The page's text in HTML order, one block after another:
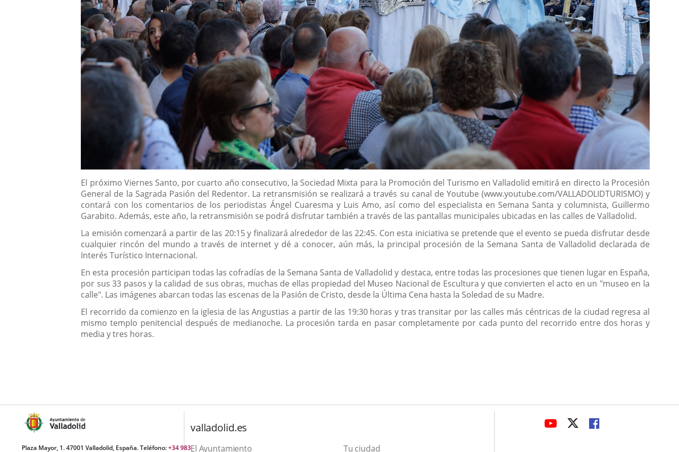
Descripción
El próximo Viernes Santo, por cuarto año consecutivo, la Sociedad Mixta para la Promoción del Turismo en Valladolid emitirá en directo la Procesión
General de la Sagrada Pasión del Redentor. La retransmisión se realizará a través su canal de Youtube (www.youtube.com/VALLADOLIDTURISMO) y
contará con los comentarios de los periodistas Ángel Cuaresma y Luis Amo, así como del especialista en Semana Santa y columnista, Guillermo
Garabito. Además, este año, la retransmisión se podrá disfrutar también a través de las pantallas municipales ubicadas en las calles de Valladolid.
La emisión comenzará a partir de las 20:15 y finalizará alrededor de las 22:45. Con esta iniciativa se pretende que el evento se pueda disfrutar desde
cualquier rincón del mundo a través de internet y dé a conocer, aún más, la principal procesión de la Semana Santa de Valladolid declarada de
Interés Turístico Internacional.
En esta procesión participan todas las cofradías de la Semana Santa de Valladolid y destaca, entre todas las procesiones que tienen lugar en España,
por sus 33 pasos y la calidad de sus obras, muchas de ellas propiedad del Museo Nacional de Escultura y que convierten el acto en un "museo en la
calle". Las imágenes abarcan todas las escenas de la Pasión de Cristo, desde la Última Cena hasta la Soledad de su Madre.
El recorrido da comienzo en la iglesia de las Angustias a partir de las 19:30 horas y tras transitar por las calles más céntricas de la ciudad regresa al
mismo templo penitencial después de medianoche. La procesión tarda en pasar completamente por cada punto del recorrido entre dos horas y
media y tres horas.
Plaza Mayor, 1. 47001 Valladolid, España. Teléfono:+34 983
valladolid.es
El Ayuntamiento Tu ciudad
ENLACEENLACE